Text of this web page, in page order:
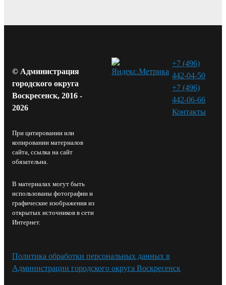
© Администрация
городского округа
Воскресенск, 2016 -
2026
При цитировании или
копировании материалов
сайта, ссылка на сайт
обязательна.
В материалах могут быть
использованы фотографии и
графические изображения из
открытых источников в сети
Интернет.
+7 (496)
442-04-50
+7 (496)
442-06-66
Контакты⁠
Политика обработки персональных данных в
Администрации городского округа Воскресенск